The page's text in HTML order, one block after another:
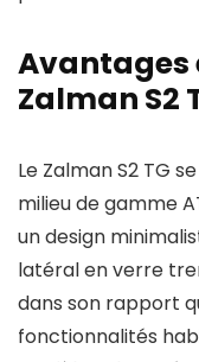
Avantages
Zalman S2
Le Zalman S2 TG
milieu de gamme
un design
latéral en verre
dans son rapport
fonctionnalités